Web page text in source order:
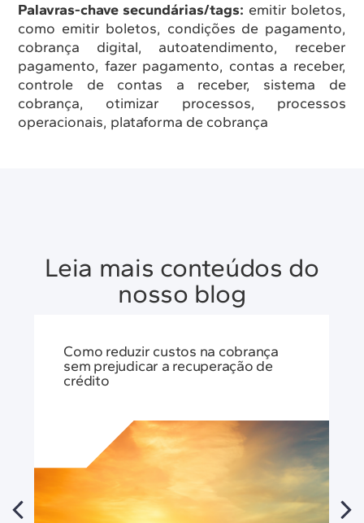
Palavras-chave secundárias/tags: emitir boletos,
como emitir boletos, condições de pagamento,
cobrança digital, autoatendimento, receber
pagamento, fazer pagamento, contas a receber,
controle de contas a receber, sistema de
cobrança, otimizar processos, processos
operacionais, plataforma de cobrança
Leia mais conteúdos do
nosso blog
Como reduzir custos na cobrança
sem prejudicar a recuperação de
crédito